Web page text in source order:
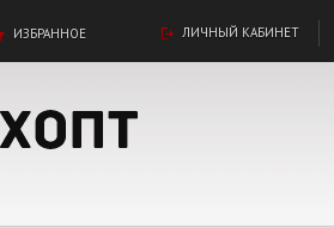
ИЗБРАННОЕ ЛИЧНЫЙ КАБИНЕТ